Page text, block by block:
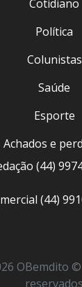
Cotidiano
Política
Colunistas
Saúde
Esporte
Achados e
(44)
(44)
OBemdito
reservados